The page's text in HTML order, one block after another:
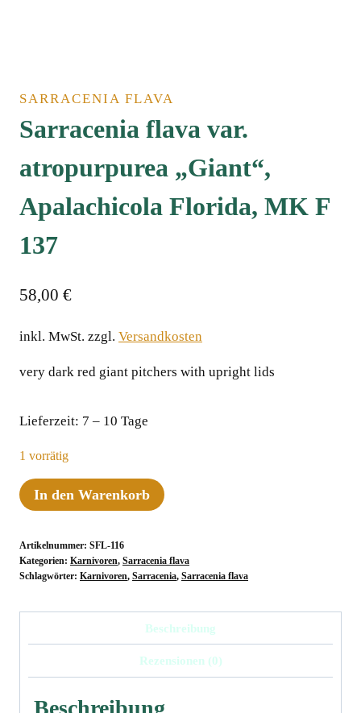
SARRACENIA FLAVA
Sarracenia flava var.
atropurpurea „Giant“,
Apalachicola Florida, MK F
137
58,00 €
inkl. MwSt. zzgl. Versandkosten
very dark red giant pitchers with upright lids
Lieferzeit: 7 – 10 Tage
1 vorrätig
Sarracenia
flava
atropurpurea
"Giant",
MK
Menge
In den Warenkorb
Artikelnummer: SFL-116
Kategorien: Karnivoren, Sarracenia flava
Schlagwörter: Karnivoren, Sarracenia, Sarracenia flava
Beschreibung
Rezensionen (0)
Beschreibung